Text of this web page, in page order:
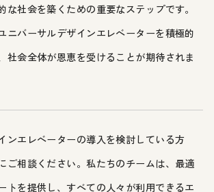
な社会を築くための重要なステップです。
ニバーサルデザインエレベーターを積極的
社会全体が恩恵を受けることが期待されま
ンエレベーターの導入を検討している方
ご相談ください。私たちのチームは、最適
トを提供し、すべての人々が利用できるエ